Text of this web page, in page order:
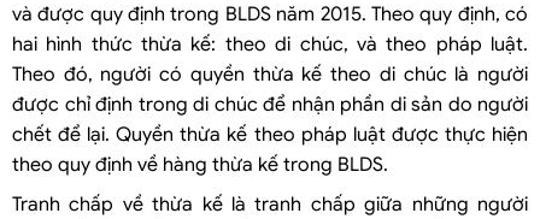
và được quy định trong BLDS năm 2015. Theo quy định, có
hai hình thức thừa kế: theo di chúc, và theo pháp luật.
Theo đó, người có quyền thừa kế theo di chúc là người
được chỉ định trong di chúc để nhận phần di sản do người
chết để lại. Quyền thừa kế theo pháp luật được thực hiện
theo quy định về hàng thừa kế trong BLDS.
Tranh chấp về thừa kế là tranh chấp giữa những người